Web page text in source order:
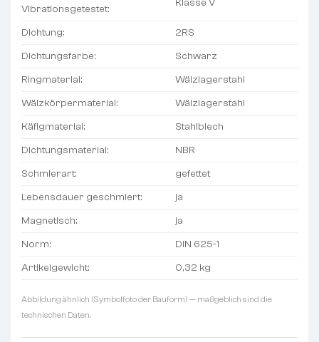
Vibrationsgetestet:
Klasse V
Dichtung:
2RS
Dichtungsfarbe:
Schwarz
Ringmaterial:
Wälzlagerstahl
Wälzkörpermaterial:
Wälzlagerstahl
Käfigmaterial:
Stahlblech
Dichtungsmaterial:
NBR
Schmierart:
gefettet
Lebensdauer geschmiert:
ja
Magnetisch:
ja
Norm:
DIN 625-1
Artikelgewicht:
0,32 kg
Abbildung ähnlich (Symbolfoto der Bauform) — maßgeblich sind die
technischen Daten.